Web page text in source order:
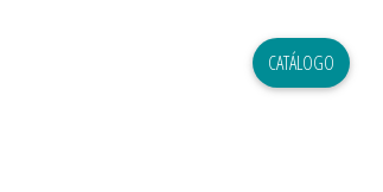
CATÁLOGO